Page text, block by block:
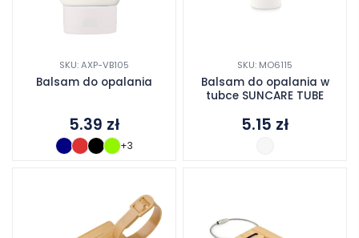
SKU: AXP-VB105
Balsam do opalania
5.39 zł
+3
SKU: MO6115
Balsam do opalania w
tubce SUNCARE TUBE
5.15 zł